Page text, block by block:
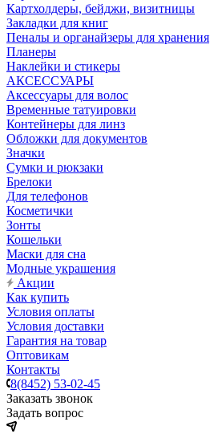
Картхолдеры, бейджи, визитницы
Закладки для книг
Пеналы и органайзеры для хранения
Планеры
Наклейки и стикеры
АКСЕССУАРЫ
Аксессуары для волос
Временные татуировки
Контейнеры для линз
Обложки для документов
Значки
Сумки и рюкзаки
Брелоки
Для телефонов
Косметички
Зонты
Кошельки
Маски для сна
Модные украшения
Акции
Как купить
Условия оплаты
Условия доставки
Гарантия на товар
Оптовикам
Контакты
8(8452) 53-02-45
Заказать звонок
Задать вопрос